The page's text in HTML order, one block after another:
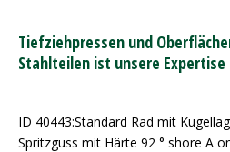
Tiefziehpressen und
Stahlteilen ist unsere Expertise
ID 40443:Standard Rad mit
Spritzguss mit Härte 92 ° shore A